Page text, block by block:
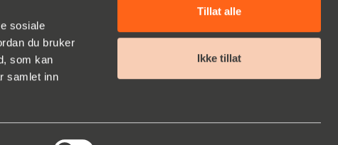
sosiale
du bruker
som kan
samlet inn
Tillat alle
Ikke tillat